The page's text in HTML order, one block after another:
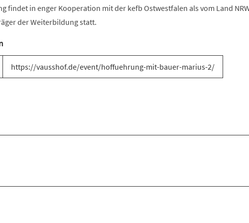
findet in enger Kooperation mit der kefb Ostwestfalen als vom Land
der Weiterbildung statt.
https://vausshof.de/event/hoffuehrung-mit-bauer-marius-2/